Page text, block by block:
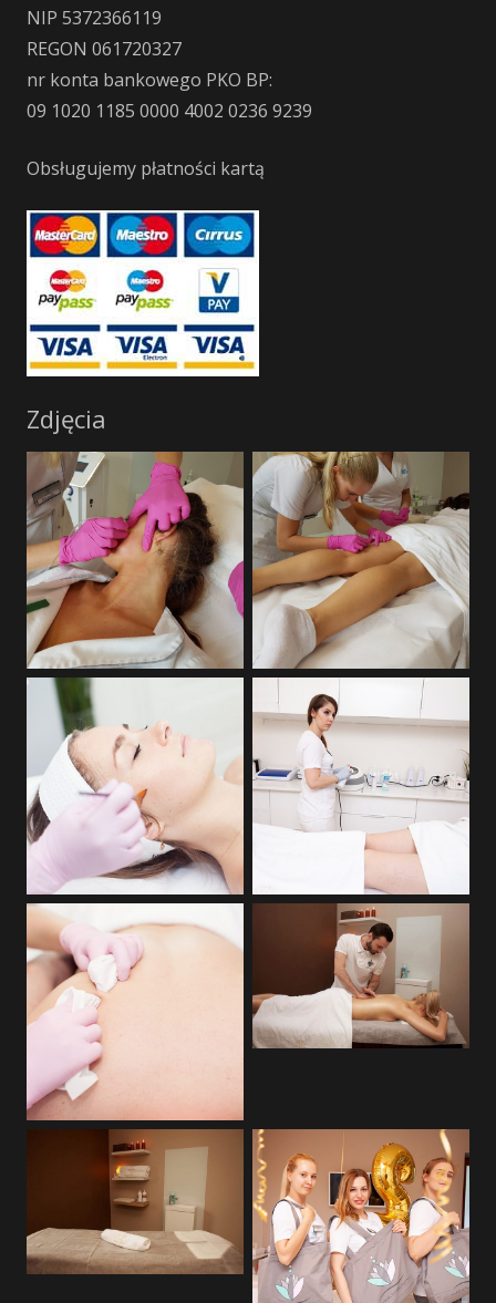
NIP 5372366119
REGON 061720327
nr konta bankowego PKO BP:
09 1020 1185 0000 4002 0236 9239
Obsługujemy płatności kartą
Zdjęcia